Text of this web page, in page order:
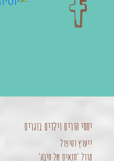
יחסי הורים וילדים בוגרים
ייעוץ וטיפול
מודל 'תנאים של חיבה'